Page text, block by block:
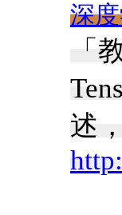
深
「
述